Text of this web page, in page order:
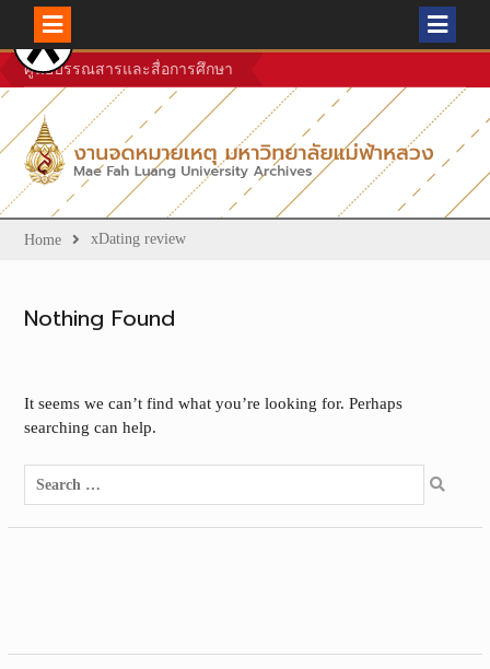
Skip
to
content
ศูนย์บรรณสารและสื่อการศึกษา
Home xDating review
Nothing Found
It seems we can’t find what you’re looking for. Perhaps
searching can help.
Search
for: